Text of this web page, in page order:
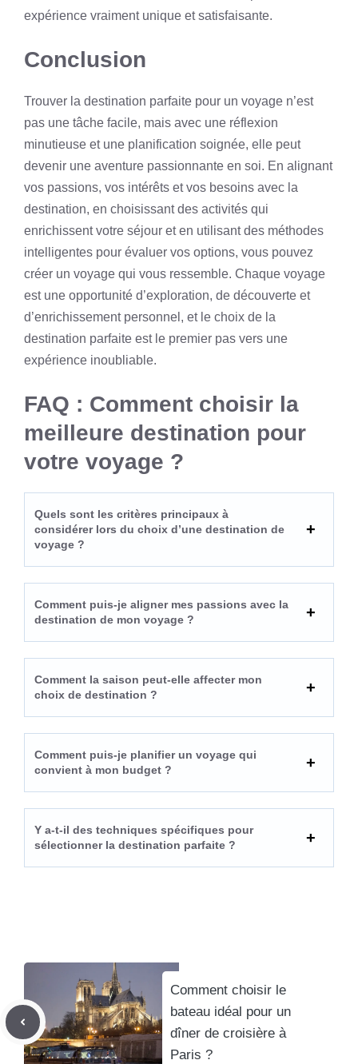
expérience vraiment unique et satisfaisante.
Conclusion
Trouver la destination parfaite pour un voyage n’est
pas une tâche facile, mais avec une réflexion
minutieuse et une planification soignée, elle peut
devenir une aventure passionnante en soi. En alignant
vos passions, vos intérêts et vos besoins avec la
destination, en choisissant des activités qui
enrichissent votre séjour et en utilisant des méthodes
intelligentes pour évaluer vos options, vous pouvez
créer un voyage qui vous ressemble. Chaque voyage
est une opportunité d’exploration, de découverte et
d’enrichissement personnel, et le choix de la
destination parfaite est le premier pas vers une
expérience inoubliable.
FAQ : Comment choisir la
meilleure destination pour
votre voyage ?
Quels sont les critères principaux à
considérer lors du choix d’une destination de
voyage ?
Comment puis-je aligner mes passions avec la
destination de mon voyage ?
Comment la saison peut-elle affecter mon
choix de destination ?
Comment puis-je planifier un voyage qui
convient à mon budget ?
Y a-t-il des techniques spécifiques pour
sélectionner la destination parfaite ?
Comment choisir le
bateau idéal pour un
dîner de croisière à
Paris ?